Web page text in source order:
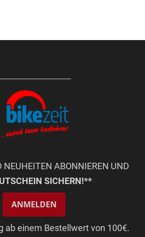
NEUHEITEN ABONNIEREN UND
SICHERN!**
ANMELDEN
ab einem Bestellwert von 100€.